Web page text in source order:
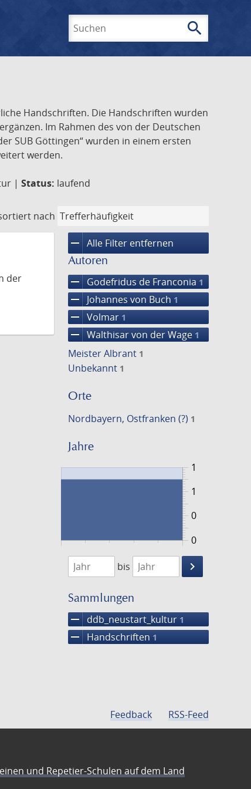
search
Handschriften. Die Handschriften wurden
Im Rahmen des von der Deutschen
SUB Göttingen“ wurden in einem ersten
werden.
| Status: laufend
nach
remove Alle Filter entfernen
Autoren
remove Godefridus de Franconia 1
remove Johannes von Buch 1
remove Volmar 1
remove Walthisar von der Wage 1
Meister Albrant 1
Unbekannt 1
Orte
Nordbayern, Ostfranken (?) 1
Jahre
0
1
0
1
1474
1475
bis
keyboard_arrow_right
Suche
Sammlungen
remove ddb_neustart_kultur 1
remove Handschriften 1
der
Feedback RSS-Feed
und Repetier-Schulen auf dem Land